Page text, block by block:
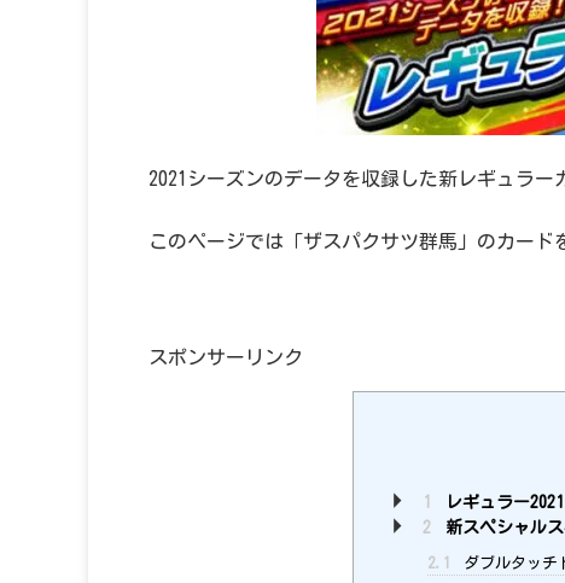
2021シーズンのデータを収録した新レギュラー
このページでは「ザスパクサツ群馬」のカード
スポンサーリンク
1
レギュラー
2
新スペシャルス
2.1 ダブルタッチ